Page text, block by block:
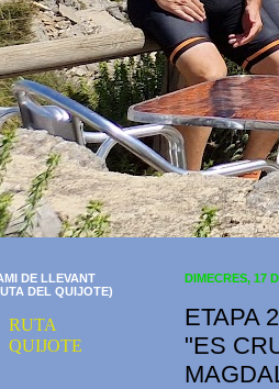
DIMECRES, 17
ETAPA
"ES
DE LLEVANT
DEL QUIJOTE)
RUTA
QUIJOTE